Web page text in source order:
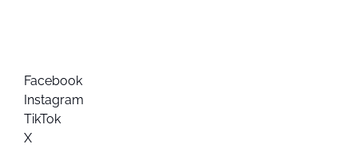
Facebook
Instagram
TikTok
X